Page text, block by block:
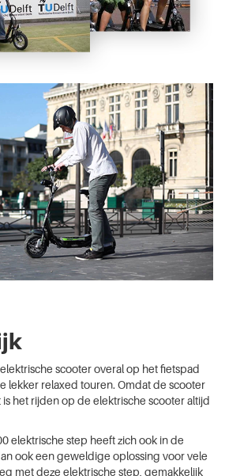
scooter overal op het fietspad
lekker relaxed touren. Omdat de scooter
het rijden op de elektrische scooter altijd
elektrische step heeft zich ook in de
ook een geweldige oplossing voor vele
met deze elektrische step, gemakkelijk